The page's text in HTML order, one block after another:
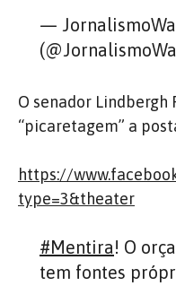
—
O senador Lindbergh
“picaretagem” a
https://
type=3&theater
#Mentira! O
tem fontes